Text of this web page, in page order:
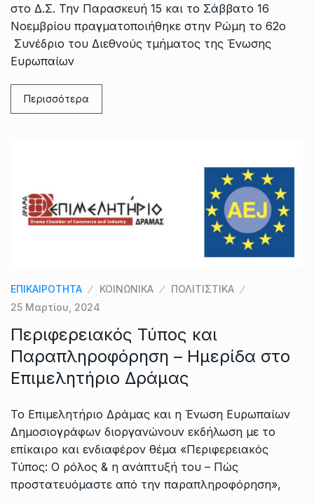
στο Δ.Σ. Την Παρασκευή 15 και το Σάββατο 16
Νοεμβρίου πραγματοποιήθηκε στην Ρώμη το 62ο
Συνέδριο του Διεθνούς τμήματος της Ένωσης
Ευρωπαίων
Περισσότερα
ΕΠΙΚΑΙΡΟΤΗΤΑ ΚΟΙΝΩΝΙΚΑ
ΠΟΛΙΤΙΣΤΙΚΑ
25 Μαρτίου, 2024
Περιφερειακός Τύπος και
Παραπληροφόρηση – Ημερίδα στο
Επιμελητήριο Δράμας
Το Επιμελητήριο Δράμας και η Ένωση Ευρωπαίων
Δημοσιογράφων διοργανώνουν εκδήλωση με το
επίκαιρο και ενδιαφέρον θέμα «Περιφερειακός
Τύπος: Ο ρόλος & η ανάπτυξή του – Πώς
προστατευόμαστε από την παραπληροφόρηση»,